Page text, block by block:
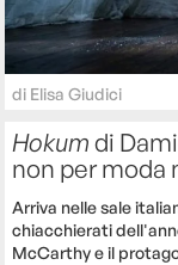
di Elisa Giudici
Hokumdi
non per moda
Arriva nelle sale
chiacchierati
McCarthy e il